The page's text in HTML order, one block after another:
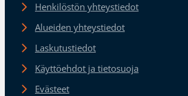
Henkilöstön yhteystiedot
Alueiden yhteystiedot
Laskutustiedot
Käyttöehdot ja tietosuoja
Evästeet